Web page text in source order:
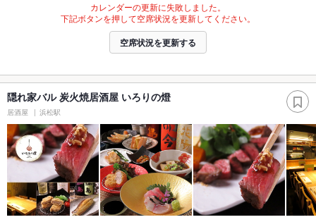
カレンダーの更新に失敗しました。
下記ボタンを押して空席状況を更新してください。
空席状況を更新する
隠れ家バル 炭火焼居酒屋 いろりの燈
居酒屋 浜松駅